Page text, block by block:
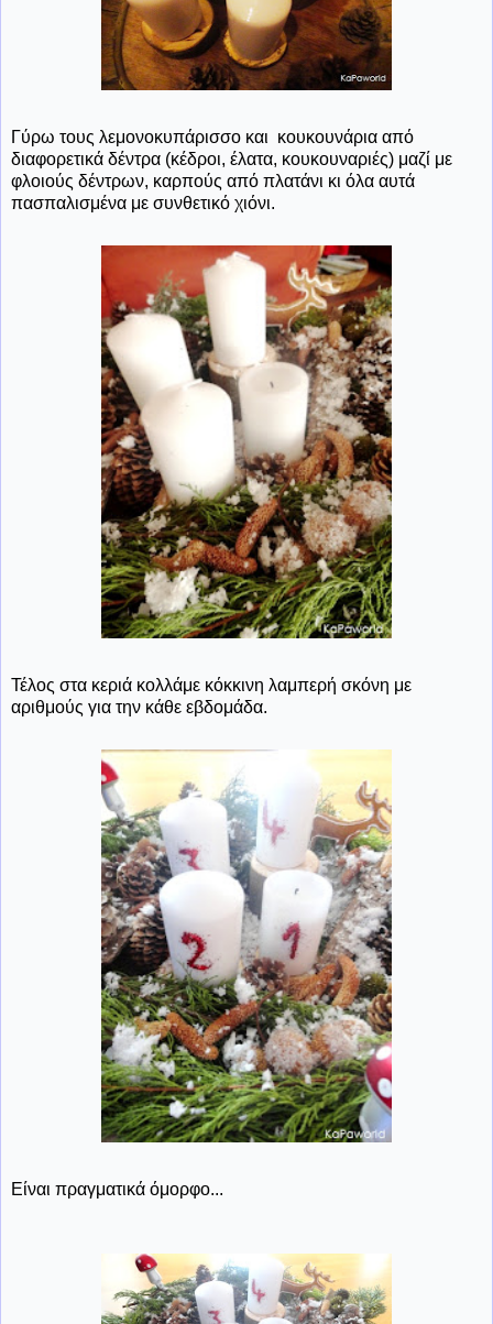
Γύρω τους λεμονοκυπάρισσο και κουκουνάρια από
διαφορετικά δέντρα (κέδροι, έλατα, κουκουναριές) μαζί με
φλοιούς δέντρων, καρπούς από πλατάνι κι όλα αυτά
πασπαλισμένα με συνθετικό χιόνι.
Τέλος στα κεριά κολλάμε κόκκινη λαμπερή σκόνη με
αριθμούς για την κάθε εβδομάδα.
Είναι πραγματικά όμορφο...